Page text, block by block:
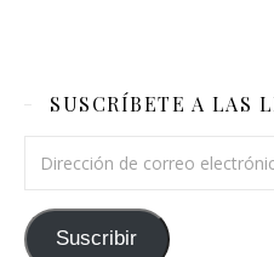
SUSCRÍBETE A LAS
Suscribir